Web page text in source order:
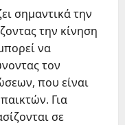
σημαντικά την
την κίνηση
να
τον
που είναι
Για
σε